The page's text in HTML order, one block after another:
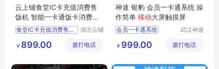
云上铺食堂IC卡充值消费售
饭机 智能一卡通饭卡消费一
体机 刷脸刷卡
食堂IC卡充值消费售饭机
单位工地刷卡机
湖北云铺
有限公司
￥ 899.00 拨打电话
神速 银豹 会员一卡通系统 操
作简单 移动大屏触摸屏
会员一卡通系统
水果店收银系统
收银系统定制
武汉神速
公司
￥ 999.00 拨打电话